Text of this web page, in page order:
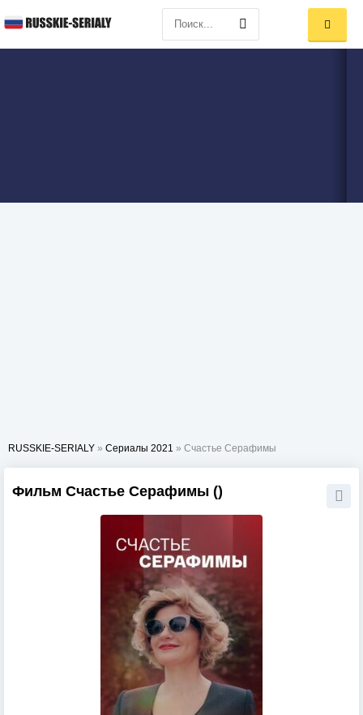
RUSSKIE-SERIALY » Сериалы 2021 » Счастье Серафимы
Фильм Счастье Серафимы ()